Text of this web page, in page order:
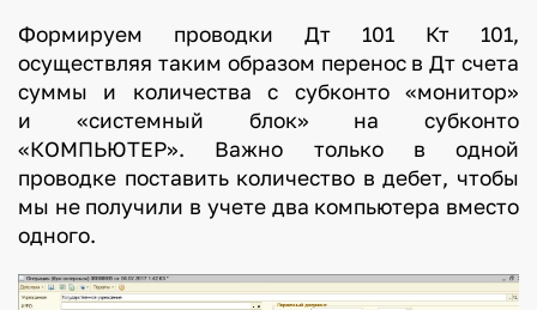
Формируем проводки Дт 101 Кт 101,
осуществляя таким образом перенос в Дт счета
суммы и количества с субконто «монитор»
и «системный блок» на субконто
«КОМПЬЮТЕР». Важно только в одной
проводке поставить количество в дебет, чтобы
мы не получили в учете два компьютера вместо
одного.